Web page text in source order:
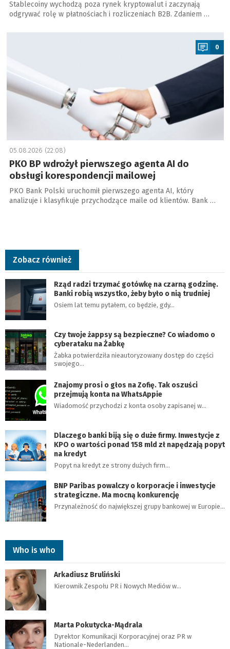
Stablecoiny wychodzą poza rynek kryptowalut i zaczynają
odgrywać rolę w płatnościach i rozliczeniach B2B. Zdaniem …
a
0
05.08.2026 (22:08)
PKO BP wdrożył pierwszego agenta AI do
obsługi korespondencji mailowej
PKO Bank Polski uruchomił pierwszego agenta AI, który
analizuje i klasyfikuje przychodzące maile od klientów. Bank …
Zobacz również
Rząd radzi trzymać gotówkę na czarną godzinę.
Banki robią wszystko, żeby było o nią trudniej
Osiem lat temu pytałem, co będzie, gdy…
Czy twoje żappsy są bezpieczne? Co wiadomo o
cyberataku na Żabkę
Żabka potwierdziła nieautoryzowany dostęp do części
swojego…
Znajomy prosi o głos na Zofię. Tak oszuści
przejmują konta na WhatsAppie
Wiadomość przychodzi z konta osoby zapisanej w…
Dlaczego banki biją się o duże firmy. Inwestycje z
KPO o wartości ponad 158 mld zł napędzają popyt
na kredyt
Popyt na kredyt ze strony dużych firm…
BNP Paribas powalczy o korporacje i inwestycje
strategiczne. Ma mocną konkurencję
Przynależność do największej grupy bankowej w Europie…
Who is who
Arkadiusz Bruliński
Kierownik Zespołu PR i Nowych Mediów w…
Marta Pokutycka-Mądrala
Dyrektor Komunikacji Korporacyjnej oraz PR w
Nationale-Nederlanden…